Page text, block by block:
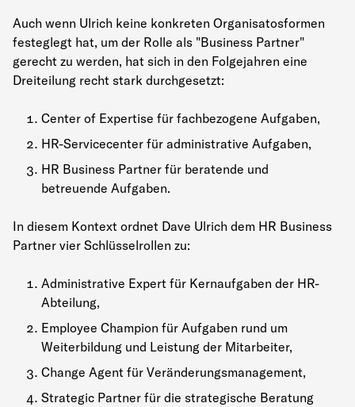
Auch wenn Ulrich keine konkreten Organisatosformen
festeglegt hat, um der Rolle als "Business Partner"
gerecht zu werden, hat sich in den Folgejahren eine
Dreiteilung recht stark durchgesetzt:
Center of Expertise für fachbezogene Aufgaben,
HR-Servicecenter für administrative Aufgaben,
HR Business Partner für beratende und
betreuende Aufgaben.
In diesem Kontext ordnet Dave Ulrich dem HR Business
Partner vier Schlüsselrollen zu:
Administrative Expert für Kernaufgaben der HR-
Abteilung,
Employee Champion für Aufgaben rund um
Weiterbildung und Leistung der Mitarbeiter,
Change Agent für Veränderungsmanagement,
Strategic Partner für die strategische Beratung